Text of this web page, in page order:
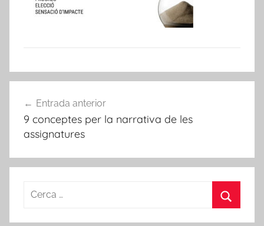
d'entrades
Entrada anterior
9 conceptes per la narrativa de les
assignatures
Cerca: